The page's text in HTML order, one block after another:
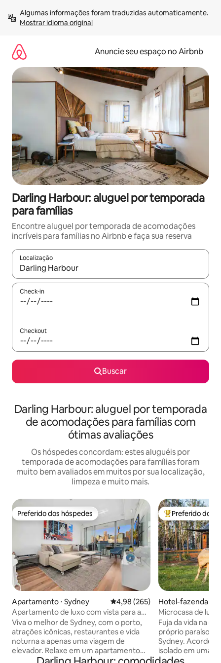
para
Mostrar idioma original
Anuncie seu espaço no Airbnb
Darling Harbour: aluguel por temporada
para famílias
Encontre aluguel por temporada de acomodações
incríveis para famílias no Airbnb e faça sua reserva
Localização
Quando os resultados estiverem disponíveis, explore-os
Check-in
Checkout
Buscar
Darling Harbour: aluguel por temporada
de acomodações para famílias com
ótimas avaliações
Os hóspedes concordam: estes aluguéis por
temporada de acomodações para famílias foram
muito bem avaliados em muitos por sua localização,
limpeza e muito mais.
Preferido dos hóspedes
Preferido dos hóspedes
Apartamento ⋅ Sydney 4,98 de uma avaliação média de
4,98 (265)
Apartamento de luxo com vista para a
cidade e o porto de Darling
Viva o melhor de Sydney, com o porto,
atrações icônicas, restaurantes e vida
noturna a apenas uma viagem de
elevador. Relaxe em um apartamento
elegante com obras de arte
Entre os
Preferido dos
Hotel-fazenda ⋅
g
Microcasa de luxo
Banho ao ar livre •
Fuja da vida na
próprio paraíso
Sydney. Acorde no meio de um cercado
isolado em uma
Acaricie e